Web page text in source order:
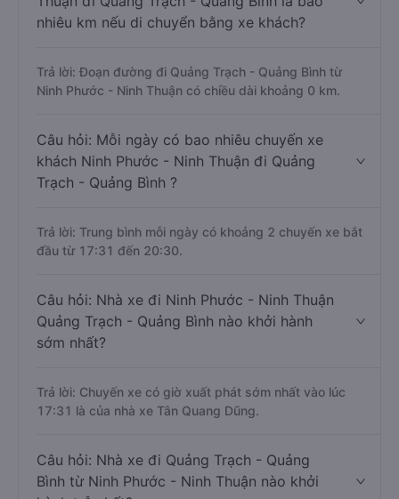
nhiêu km nếu di chuyển bằng xe khách?
Trả lời: Đoạn đường đi Quảng Trạch - Quảng Bình từ
Ninh Phước - Ninh Thuận có chiều dài khoảng 0 km.
Câu hỏi: Mỗi ngày có bao nhiêu chuyến xe
khách Ninh Phước - Ninh Thuận đi Quảng
Trạch - Quảng Bình ?
Trả lời: Trung bình mỗi ngày có khoảng 2 chuyến xe bắt
đầu từ 17:31 đến 20:30.
Câu hỏi: Nhà xe đi Ninh Phước - Ninh Thuận
Quảng Trạch - Quảng Bình nào khởi hành
sớm nhất?
Trả lời: Chuyến xe có giờ xuất phát sớm nhất vào lúc
17:31 là của nhà xe Tân Quang Dũng.
Câu hỏi: Nhà xe đi Quảng Trạch - Quảng
Bình từ Ninh Phước - Ninh Thuận nào khởi